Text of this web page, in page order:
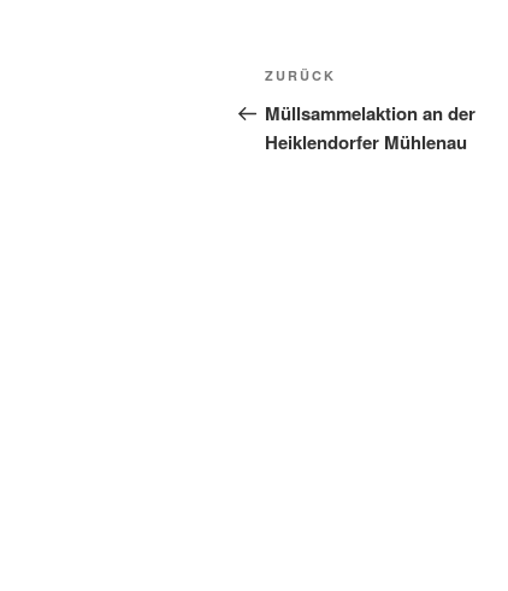
Beitragsnavigation
Vorheriger
Beitrag
ZURÜCK
Müllsammelaktion an der
Heiklendorfer Mühlenau